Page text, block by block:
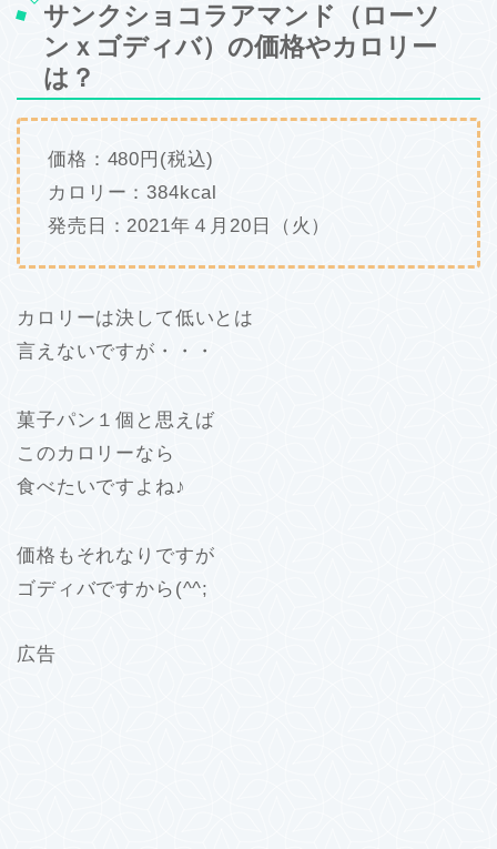
サンクショコラアマンド（ローソ
ンｘゴディバ）の価格やカロリー
は？
価格：480円(税込)
カロリー：384kcal
発売日：2021年４月20日（火）
カロリーは決して低いとは
言えないですが・・・
菓子パン１個と思えば
このカロリーなら
食べたいですよね♪
価格もそれなりですが
ゴディバですから(^^;
広告